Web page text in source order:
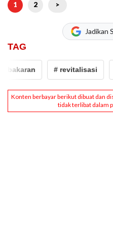
1 2 >
Jadikan
TAG
# revitalisasi #